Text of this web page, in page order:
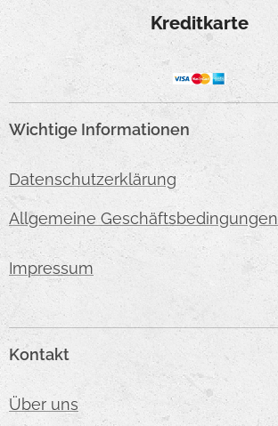
Kreditkarte
Wichtige Informationen
Datenschutzerklärung
Allgemeine Geschäftsbedingungen
Impressum
Kontakt
Über uns